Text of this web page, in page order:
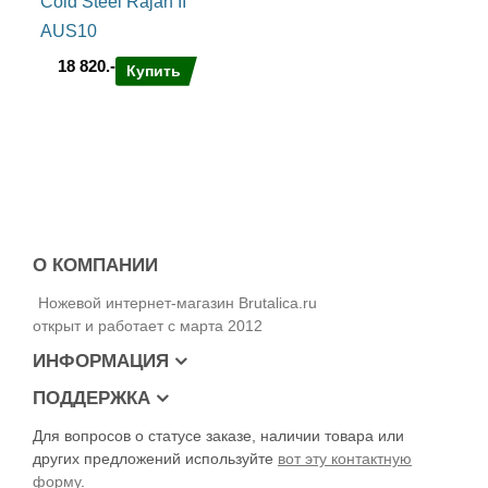
AUS10
18 820.-
Купить
О КОМПАНИИ
Ножевой интернет-магазин Brutalica.ru
открыт и работает с марта 2012
ИНФОРМАЦИЯ
ПОДДЕРЖКА
Для вопросов о статусе заказе, наличии товара или
других предложений используйте вот эту контактную
форму.